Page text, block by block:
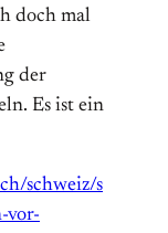
doch mal
der
Es ist ein
schweiz/s
vor-